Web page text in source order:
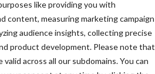
like providing you with
content, measuring marketing campaign
audience insights, collecting precise
product development. Please note that
across all our subdomains. You can
peuvent être placés sous la
comprenant la tuyauterie, les